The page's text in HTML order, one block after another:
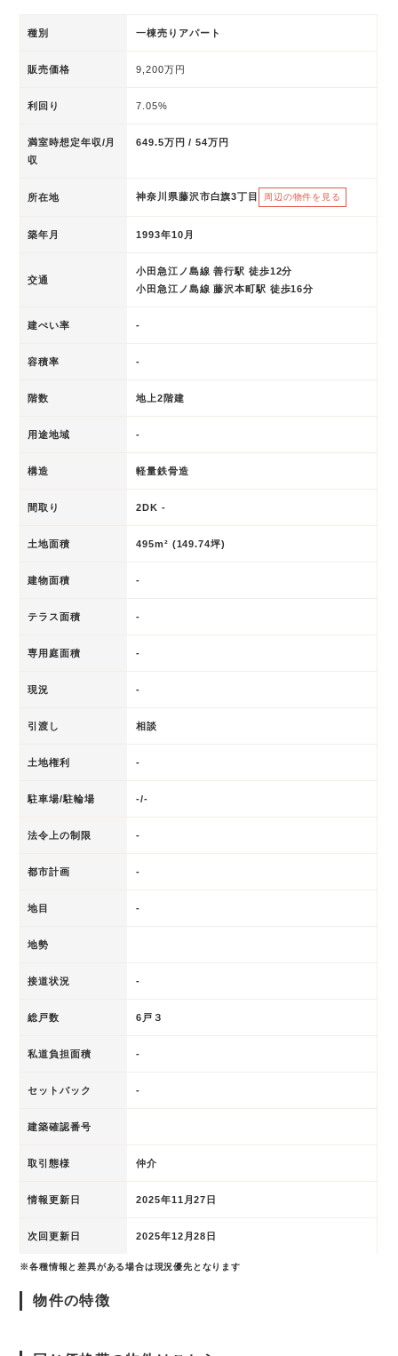
種別 一棟売りアパート
販売価格 9,200万円
利回り 7.05%
満室時想定年収/月
収
649.5万円 / 54万円
所在地 神奈川県藤沢市白旗3丁目 周辺の物件を見る
築年月 1993年10月
交通
小田急江ノ島線 善行駅 徒歩12分
小田急江ノ島線 藤沢本町駅 徒歩16分
建ぺい率 -
容積率 -
階数 地上2階建
用途地域 -
構造 軽量鉄骨造
間取り 2DK -
土地面積 495m² (149.74坪)
建物面積 -
テラス面積 -
専用庭面積 -
現況 -
引渡し 相談
土地権利 -
駐車場/駐輪場 -/-
法令上の制限 -
都市計画 -
地目 -
地勢
接道状況 -
総戸数 6戸３
私道負担面積 -
セットバック -
建築確認番号
取引態様 仲介
情報更新日 2025年11月27日
次回更新日 2025年12月28日
※各種情報と差異がある場合は現況優先となります
物件の特徴